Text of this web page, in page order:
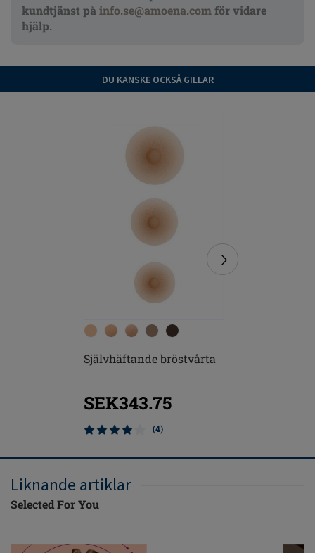
kundtjänst på info.se@amoena.com för vidare
hjälp.
DU KANSKE OCKSÅ GILLAR
Självhäftande bröstvårta
SEK343.75
(4)
Liknande artiklar
Selected For You